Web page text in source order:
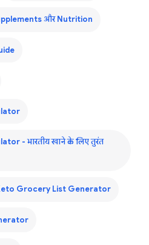
और Nutrition
- भारतीय खाने के लिए तुरंत
Grocery List Generator